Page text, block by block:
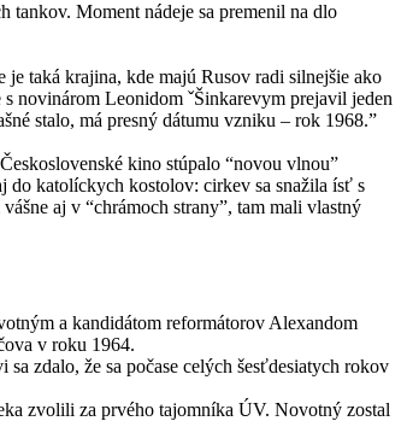
tankov. Moment nádeje sa premenil na dlo
je taká krajina, kde majú Rusov radi silnejšie ako
novinárom Leonidom ˇŠinkarevym prejavil jeden
stalo, má presný dátumu vzniku – rok 1968.”
kino stúpalo “novou vlnou”
katolíckych kostolov: cirkev sa snažila ísť s
aj v “chrámoch strany”, tam mali vlastný
a kandidátom reformátorov Alexandom
v roku 1964.
zdalo, že sa počase celých šesťdesiatych rokov
zvolili za prvého tajomníka ÚV. Novotný zostal